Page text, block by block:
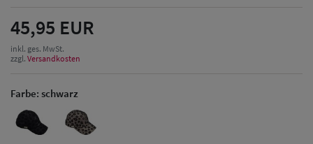
45,95 EUR
inkl. ges. MwSt.
zzgl. Versandkosten
Farbe: schwarz